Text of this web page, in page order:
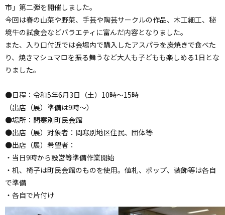
市」第二弾を開催しました。
今回は春の山菜や野菜、手芸や陶芸サークルの作品、木工細工、秘
境牛の試食会などバラエティに富んだ内容となりました。
また、入り口付近では会場内で購入したアスパラを炭焼きで食べた
り、焼きマシュマロを振る舞うなど大人も子どもも楽しめる1日とな
りました。
●日程：令和5年6月3日（土）10時～15時
（出店（展）準備は9時～）
●場所：問寒別町民会館
●出店（展）対象者：問寒別地区住民、団体等
●出店（展）希望者：
・当日9時から設営等準備作業開始
・机、椅子は町民会館のものを使用。値札、ポップ、装飾等は各自
で準備
・各自で片付け